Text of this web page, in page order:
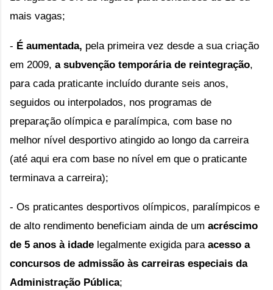
mais vagas;
- É aumentada, pela primeira vez desde a sua criação
em 2009, a subvenção temporária de reintegração,
para cada praticante incluído durante seis anos,
seguidos ou interpolados, nos programas de
preparação olímpica e paralímpica, com base no
melhor nível desportivo atingido ao longo da carreira
(até aqui era com base no nível em que o praticante
terminava a carreira);
- Os praticantes desportivos olímpicos, paralímpicos e
de alto rendimento beneficiam ainda de um acréscimo
de 5 anos à idade legalmente exigida para acesso a
concursos de admissão às carreiras especiais da
Administração Pública;